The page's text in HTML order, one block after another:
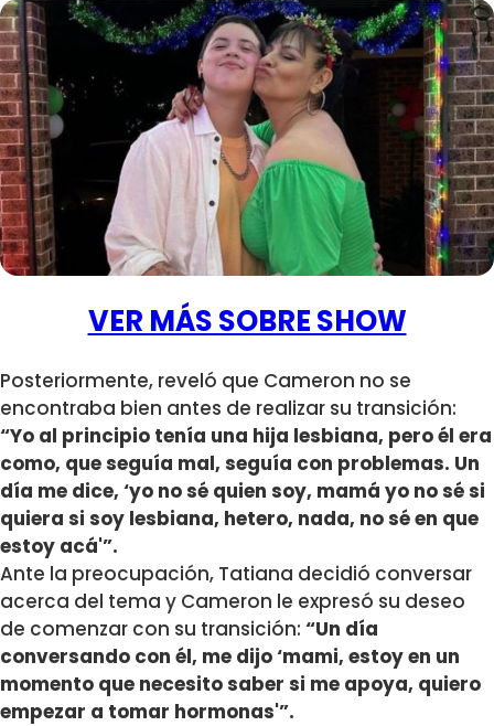
VER MÁS SOBRE SHOW
Posteriormente, reveló que Cameron no se
encontraba bien antes de realizar su transición:
“Yo al principio tenía una hija lesbiana, pero él era
como, que seguía mal, seguía con problemas. Un
día me dice, ‘yo no sé quien soy, mamá yo no sé si
quiera si soy lesbiana, hetero, nada, no sé en que
estoy acá'”.
Ante la preocupación, Tatiana decidió conversar
acerca del tema y Cameron le expresó su deseo
de comenzar con su transición: “Un día
conversando con él, me dijo ‘mami, estoy en un
momento que necesito saber si me apoya, quiero
empezar a tomar hormonas'”.